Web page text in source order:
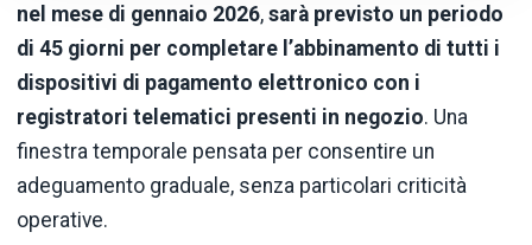
nel mese di gennaio 2026, sarà previsto un periodo
di 45 giorni per completare l’abbinamento di tutti i
dispositivi di pagamento elettronico con i
registratori telematici presenti in negozio. Una
finestra temporale pensata per consentire un
adeguamento graduale, senza particolari criticità
operative.